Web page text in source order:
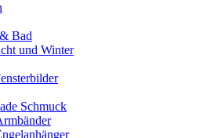
Bad
und Winter
Schmuck